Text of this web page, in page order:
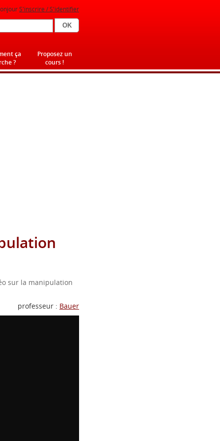
S'inscrire / S'identifier
ça
?
Proposez un
cours !
sur la manipulation
professeur : Bauer